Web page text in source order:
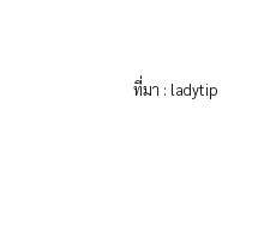
ที่มา : ladytip